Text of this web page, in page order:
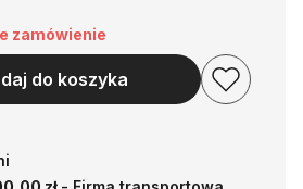
zamówienie
do koszyka